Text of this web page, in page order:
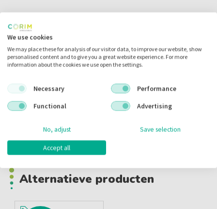
Omschrijving
Omschrijving
NIC V-Blue file
flexibiliteitbij het voorbereiden van wortelkanalen.
Alternatief voor de Reciproc Blue
Alternatieve producten
We use cookies
We may place these for analysis of our visitor data, to improve our website, show
personalised content and to give you a great website experience. For more
information about the cookies we use open the settings.
Necessary
Performance
Functional
Advertising
No, adjust Save selection
Accept all